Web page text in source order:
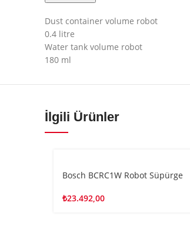
Dust container volume robot
0.4 litre
Water tank volume robot
180 ml
İlgili Ürünler
Bosch BCRC1W Robot Süpürge
₺23.492,00